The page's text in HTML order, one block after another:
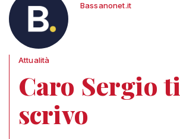
Bassanonet.it
Attualità
Caro Sergio ti
scrivo